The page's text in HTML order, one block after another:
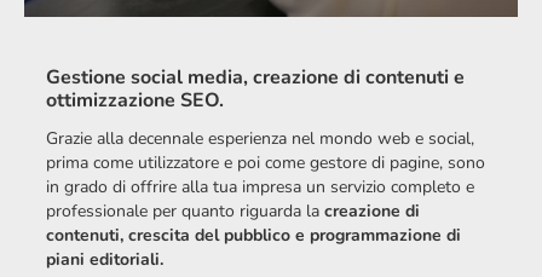
Gestione social media, creazione di contenuti e
ottimizzazione SEO.
Grazie alla decennale esperienza nel mondo web e social,
prima come utilizzatore e poi come gestore di pagine, sono
in grado di offrire alla tua impresa un servizio completo e
professionale per quanto riguarda lacreazione di
contenuti, crescita del pubblico e programmazione di
piani editoriali.